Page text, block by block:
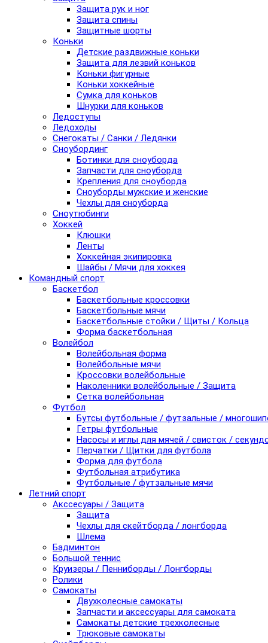
Защита рук и ног
Защита спины
Защитные шорты
Коньки
Детские раздвижные коньки
Защита для лезвий коньков
Коньки фигурные
Коньки хоккейные
Сумка для коньков
Шнурки для коньков
Ледоступы
Ледоходы
Снегокаты / Санки / Ледянки
Сноубординг
Ботинки для сноуборда
Запчасти для сноуборда
Крепления для сноуборда
Сноуборды мужские и женские
Чехлы для сноуборда
Сноутюбинги
Хоккей
Клюшки
Ленты
Хоккейная экипировка
Шайбы / Мячи для хоккея
Командный спорт
Баскетбол
Баскетбольные кроссовки
Баскетбольные мячи
Баскетбольные стойки / Щиты / Кольца
Форма баскетбольная
Волейбол
Волейбольная форма
Волейбольные мячи
Кроссовки волейбольные
Наколенники волейбольные / Защита
Сетка волейбольная
Футбол
Бутсы футбольные / футзальные /
Гетры футбольные
Насосы и иглы для мячей / свисток /
Перчатки / Щитки для футбола
Форма для футбола
Футбольная атрибутика
Футбольные / футзальные мячи
Летний спорт
Акссесуары / Защита
Защита
Чехлы для скейтборда / лонгборда
Шлема
Бадминтон
Большой теннис
Круизеры / Пенниборды / Лонгборды
Ролики
Самокаты
Двухколесные самокаты
Запчасти и аксессуары для самоката
Самокаты детские трехколесные
Трюковые самокаты